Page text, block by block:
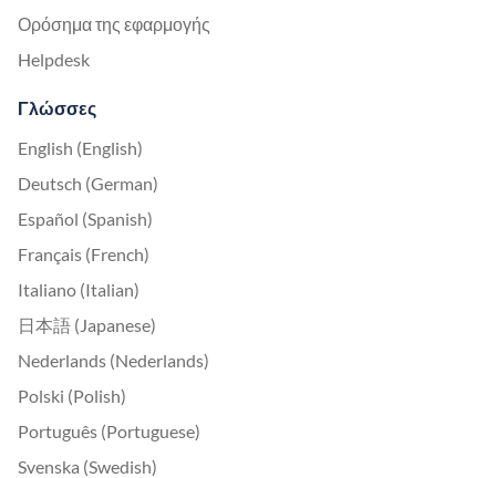
Ορόσημα της εφαρμογής
Helpdesk
Γλώσσες
English (English)
Deutsch (German)
Español (Spanish)
Français (French)
Italiano (Italian)
日本語 (Japanese)
Nederlands (Nederlands)
Polski (Polish)
Português (Portuguese)
Svenska (Swedish)